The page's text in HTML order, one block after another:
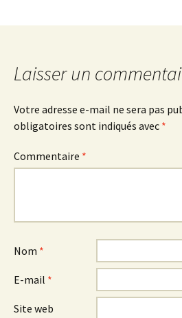
Laisser un
Votre adresse e-mail ne sera pas
obligatoires sont indiqués avec *
Commentaire *
Nom *
E-mail *
Site web